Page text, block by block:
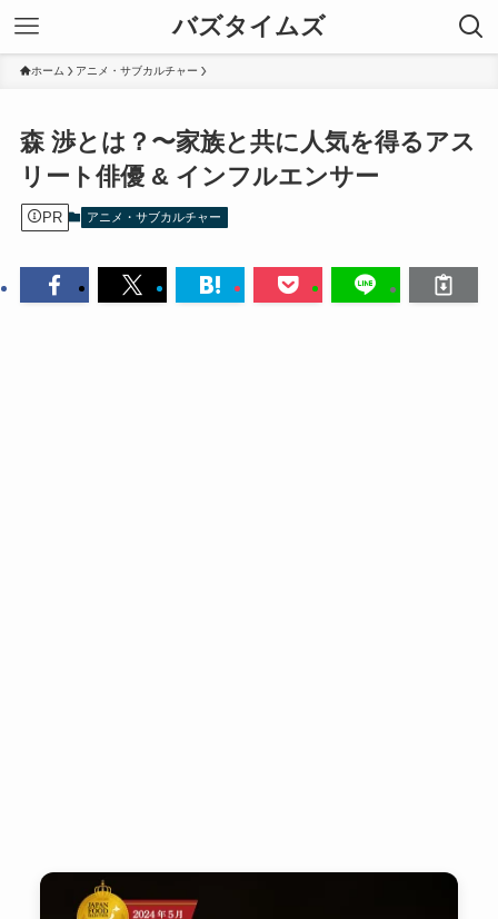
バズタイムズ
ホーム アニメ・サブカルチャー
森 渉とは？〜家族と共に人気を得るアス
リート俳優 & インフルエンサー
PR アニメ・サブカルチャー